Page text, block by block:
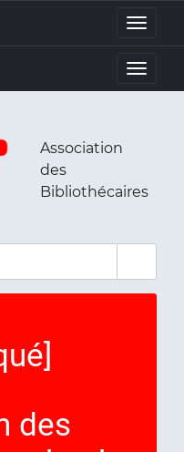
Toggle
Toggle
Association
des
Bibliothécaires
des